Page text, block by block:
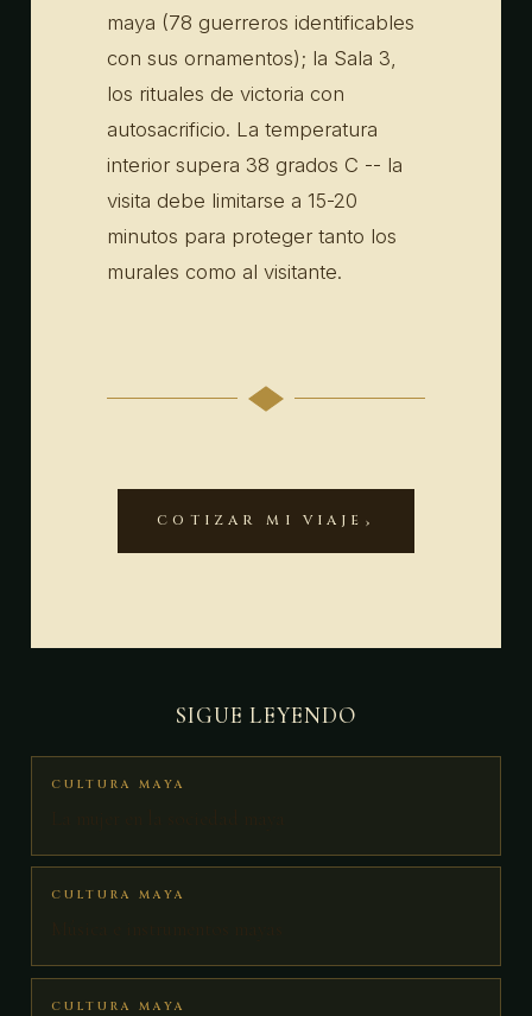
maya (78 guerreros identificables
con sus ornamentos); la Sala 3,
los rituales de victoria con
autosacrificio. La temperatura
interior supera 38 grados C -- la
visita debe limitarse a 15-20
minutos para proteger tanto los
murales como al visitante.
COTIZAR MI VIAJE
SIGUE LEYENDO
CULTURA MAYA
CULTURA MAYA
CULTURA MAYA